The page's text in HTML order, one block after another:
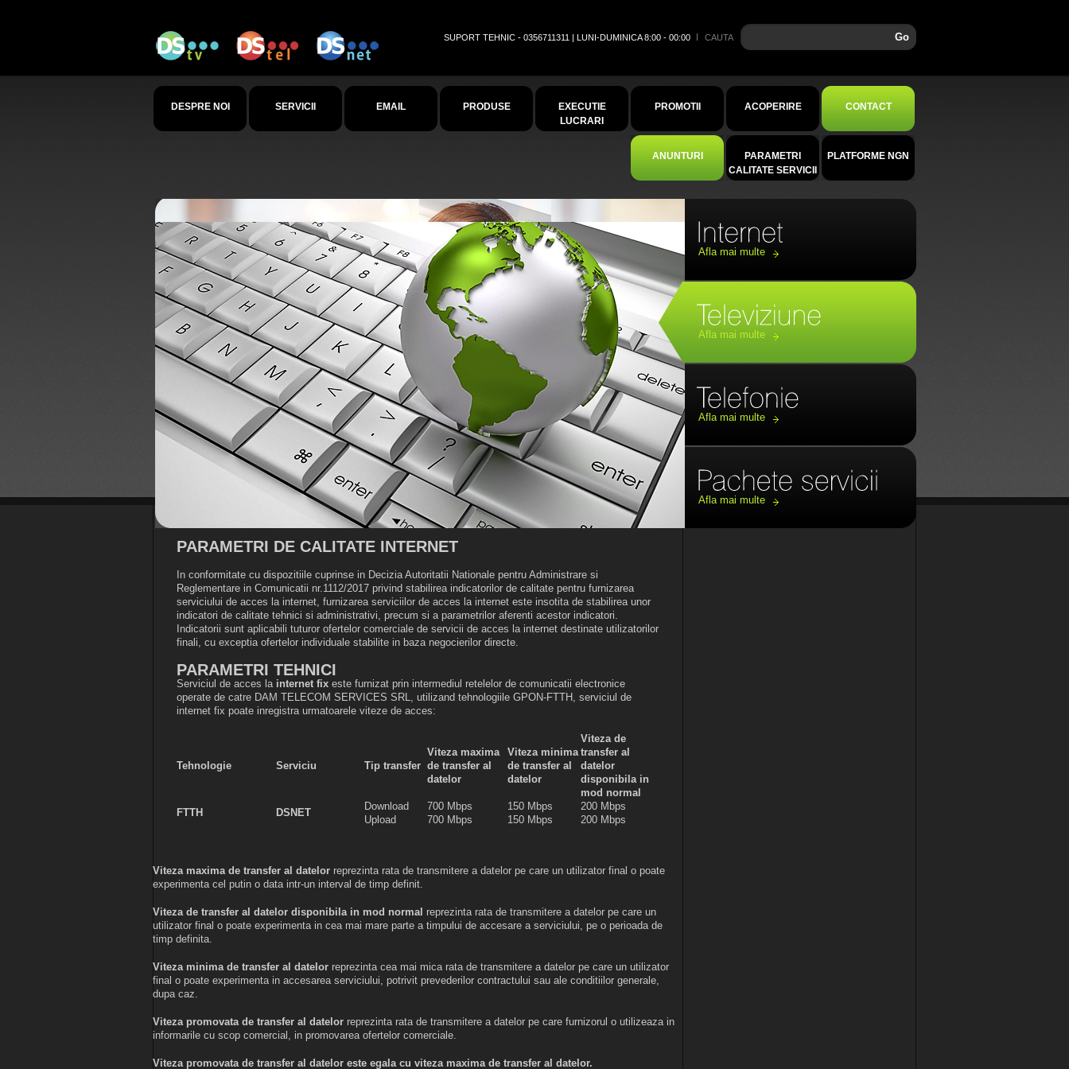
Go
SUPORT TEHNIC - 0356711311 | LUNI-DUMINICA 8:00 - 00:00 CAUTA
DESPRE NOI SERVICII EMAIL PRODUSE
EXECUTIE
LUCRARI
PROMOTII ACOPERIRE CONTACT
ANUNTURI
PARAMETRI
CALITATE SERVICII
PLATFORME NGN
Afla mai multe
Afla mai multe
Afla mai multe
Afla mai multe
PARAMETRI DE CALITATE INTERNET
In conformitate cu dispozitiile cuprinse in Decizia Autoritatii Nationale pentru Administrare si
Reglementare in Comunicatii nr.1112/2017 privind stabilirea indicatorilor de calitate pentru furnizarea
serviciului de acces la internet, furnizarea serviciilor de acces la internet este insotita de stabilirea unor
indicatori de calitate tehnici si administrativi, precum si a parametrilor aferenti acestor indicatori.
Indicatorii sunt aplicabili tuturor ofertelor comerciale de servicii de acces la internet destinate utilizatorilor
finali, cu exceptia ofertelor individuale stabilite in baza negocierilor directe.
PARAMETRI TEHNICI
Serviciul de acces la internet fix este furnizat prin intermediul retelelor de comunicatii electronice
operate de catre DAM TELECOM SERVICES SRL, utilizand tehnologiile GPON-FTTH, serviciul de
internet fix poate inregistra urmatoarele viteze de acces:
Tehnologie Serviciu Tip transfer
Viteza maxima
de transfer al
datelor
Viteza minima
de transfer al
datelor
Viteza de
transfer al
datelor
disponibila in
mod normal
FTTH
DSNET
Download 700 Mbps 150 Mbps
200 Mbps
Upload
700 Mbps 150 Mbps 200 Mbps
Viteza maxima de transfer al datelor reprezinta rata de transmitere a datelor pe care un utilizator final o poate
experimenta cel putin o data intr-un interval de timp definit.
Viteza de transfer al datelor disponibila in mod normal reprezinta rata de transmitere a datelor pe care un
utilizator final o poate experimenta in cea mai mare parte a timpului de accesare a serviciului, pe o perioada de
timp definita.
Viteza minima de transfer al datelor reprezinta cea mai mica rata de transmitere a datelor pe care un utilizator
final o poate experimenta in accesarea serviciului, potrivit prevederilor contractului sau ale conditiilor generale,
dupa caz.
Viteza promovata de transfer al datelor reprezinta rata de transmitere a datelor pe care furnizorul o utilizeaza in
informarile cu scop comercial, in promovarea ofertelor comerciale.
Viteza promovata de transfer al datelor este egala cu viteza maxima de transfer al datelor.